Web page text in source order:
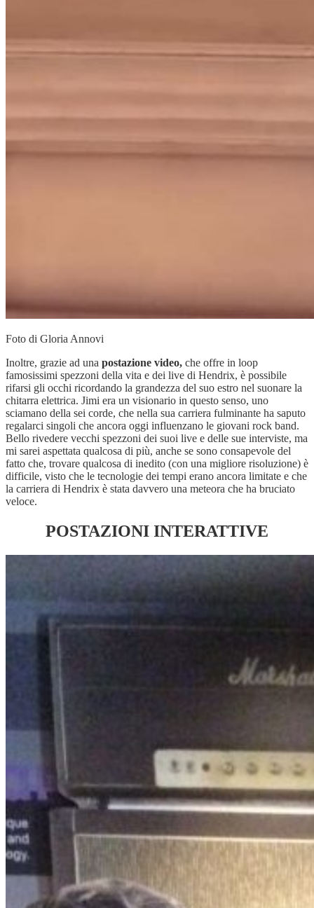
Foto di Gloria Annovi
Inoltre, grazie ad una postazione video, che offre in loop
famosissimi spezzoni della vita e dei live di Hendrix, è possibile
rifarsi gli occhi ricordando la grandezza del suo estro nel suonare la
chitarra elettrica. Jimi era un visionario in questo senso, uno
sciamano della sei corde, che nella sua carriera fulminante ha saputo
regalarci singoli che ancora oggi influenzano le giovani rock band.
Bello rivedere vecchi spezzoni dei suoi live e delle sue interviste, ma
mi sarei aspettata qualcosa di più, anche se sono consapevole del
fatto che, trovare qualcosa di inedito (con una migliore risoluzione) è
difficile, visto che le tecnologie dei tempi erano ancora limitate e che
la carriera di Hendrix è stata davvero una meteora che ha bruciato
veloce.
POSTAZIONI INTERATTIVE